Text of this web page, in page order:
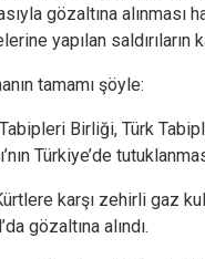
gözaltına alınması
yapılan
tamamı şöyle:
Birliği, Türk
Türkiye’de
karşı zehirli gaz
gözaltına alındı.